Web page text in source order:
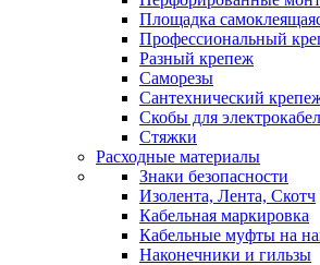
Площадка
Профессиональный
Разный крепеж
Саморезы
Сантехнический
Скобы для
Стяжки
Расходные материалы
Знаки безопасности
Изолента, Лента, Скотч
Кабельная маркировка
Кабельные муфты на
Наконечники и гильзы